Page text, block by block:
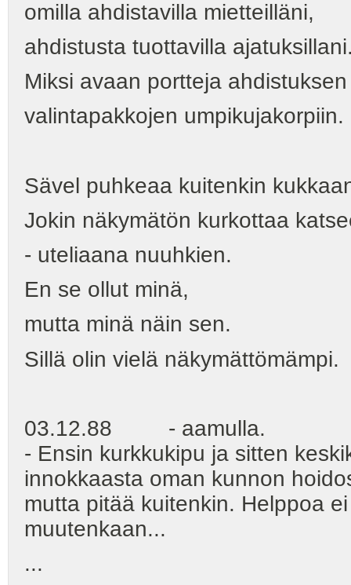
omilla ahdistavilla mietteilläni,
ahdistusta tuottavilla
Miksi avaan portteja
valintapakkojen umpikujakorpiin.
Sävel puhkeaa kuitenkin
Jokin näkymätön kurkottaa
- uteliaana nuuhkien.
En se ollut minä,
mutta minä näin sen.
Sillä olin vielä näkymättömämpi.
03.12.88 - aamulla.
- Ensin kurkkukipu ja sitten
innokkaasta oman kunnon
mutta pitää kuitenkin. Helppoa
muutenkaan...
...